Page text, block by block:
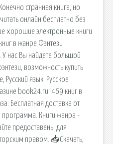
странная книга, но
онлайн бесплатно без
хорошие электронные книги
в жанре Фэнтези
У нас Вы найдете большой
возможность купить
Русский язык. Русское
book24.ru. 469 книг в
Бесплатная доставка от
Книги жанра -
предоставены для
правом. 📥Скачать,